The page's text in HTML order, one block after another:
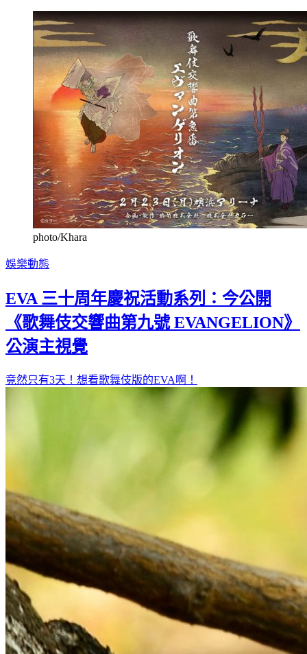
photo/Khara
娛樂動態
EVA 三十周年慶祝活動系列：今公開
《歌舞伎交響曲第九號 EVANGELION》
公演主視覺
竟然只有3天！想看歌舞伎版的EVA啊！